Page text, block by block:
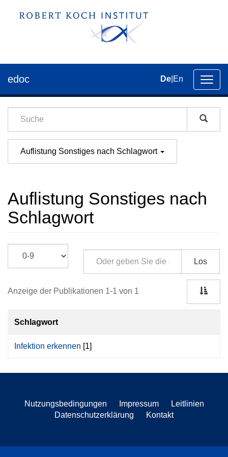
der
edoc De En
Auflistung Sonstiges nach Schlagwort
Auflistung Sonstiges nach
Schlagwort
Los
Anzeige der Publikationen 1-1 von 1
Schlagwort
Infektion erkennen [1]
Nutzungsbedingungen Impressum
Leitlinien
Datenschutzerklärung
Kontakt